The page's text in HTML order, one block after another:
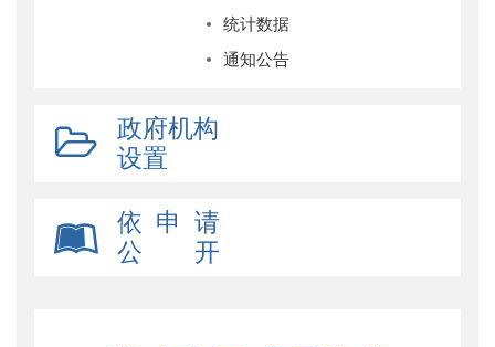
统计数据
通知公告
政府机构
设置
依 申 请
公 开